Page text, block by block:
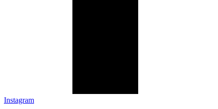
Instagram